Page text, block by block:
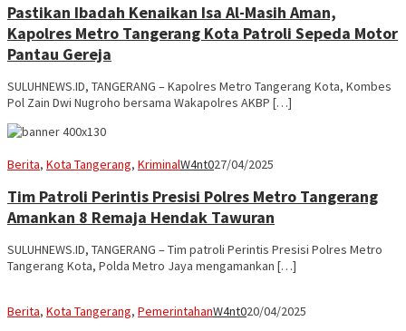
Pastikan Ibadah Kenaikan Isa Al-Masih Aman,
Kapolres Metro Tangerang Kota Patroli Sepeda Motor
Pantau Gereja
SULUHNEWS.ID, TANGERANG – Kapolres Metro Tangerang Kota, Kombes
Pol Zain Dwi Nugroho bersama Wakapolres AKBP […]
Berita, Kota Tangerang, KriminalW4nt027/04/2025
Tim Patroli Perintis Presisi Polres Metro Tangerang
Amankan 8 Remaja Hendak Tawuran
SULUHNEWS.ID, TANGERANG – Tim patroli Perintis Presisi Polres Metro
Tangerang Kota, Polda Metro Jaya mengamankan […]
Berita, Kota Tangerang, PemerintahanW4nt020/04/2025